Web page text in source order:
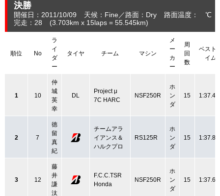
決勝
開催日：2011/10/09 天候：Fine 路面：Dry
路面温度： ℃
完走：28
(3.703km x 15laps = 55.545km)
順位 No
ラ
イ
ダ
ー
タイヤ チーム マシン
メ
ー
カ
ー
周
回
数
ベスト
イム
1 10
仲
城
英
幸
DL
Project μ
7C HARC
NSF250R
ホ
ン
ダ
15
2 7
徳
留
真
紀
チームアラ
イアンス＆
ハルクプロ
RS125R
ホ
ン
ダ
15
3 12
藤
井
謙
汰
F.C.C.TSR
Honda
NSF250R
ホ
ン
ダ
15